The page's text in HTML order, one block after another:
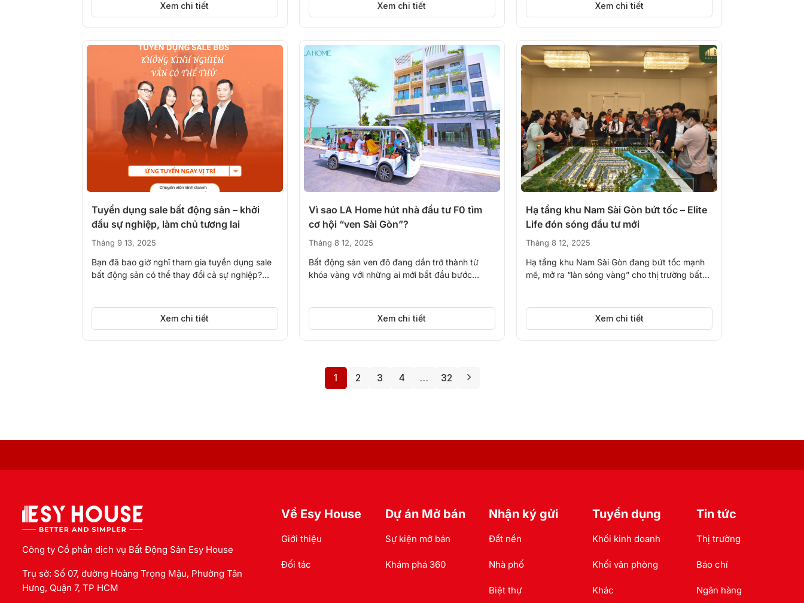
Xem chi tiết Xem chi tiết Xem chi tiết
Tuyển dụng sale bất động sản – khởi
đầu sự nghiệp, làm chủ tương lai
Tháng 9 13, 2025
Bạn đã bao giờ nghĩ tham gia tuyển dụng sale
bất động sản có thể thay đổi cả sự nghiệp?...
Xem chi tiết
Vì sao LA Home hút nhà đầu tư F0 tìm
cơ hội “ven Sài Gòn”?
Tháng 8 12, 2025
Bất động sản ven đô đang dần trở thành từ
khóa vàng với những ai mới bắt đầu bước
Xem chi tiết
Hạ tầng khu Nam Sài Gòn bứt tốc – Elite
Life đón sóng đầu tư mới
Tháng 8 12, 2025
Hạ tầng khu Nam Sài Gòn đang bứt tốc mạnh
mẽ, mở ra “làn sóng vàng” cho thị trường bất...
Xem chi tiết
1 2 3 4 … 32
Công ty Cổ phần dịch vụ Bất Động Sản Esy House
Trụ sở: Số 07, đường Hoàng Trọng Mậu, Phường Tân
Hưng, Quận 7, TP HCM
Về Esy House
Giới thiệu
Đối tác
Dự án Mở bán
Sự kiện mở bán
Khám phá 360
Nhận ký gửi
Đất nền
Nhà phố
Biệt thự
Tuyển dụng
Khối kinh doanh
Khối văn phòng
Khác
Tin tức
Thị trường
Báo chí
Ngân hàng